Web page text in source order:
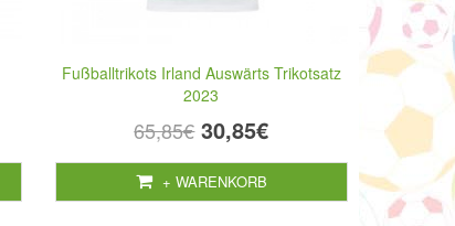
Fußballtrikots Irland Auswärts Trikotsatz
2023
65,85€ 30,85€
+ WARENKORB